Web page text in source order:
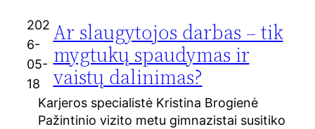
202
6-
05-
18
Ar slaugytojos darbas – tik
mygtukų spaudymas ir
vaistų dalinimas?
Karjeros specialistė Kristina Brogienė
Pažintinio vizito metu gimnazistai susitiko